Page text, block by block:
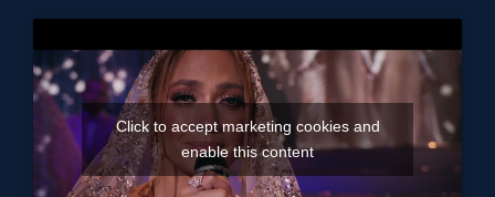
Click to accept marketing cookies and
enable this content